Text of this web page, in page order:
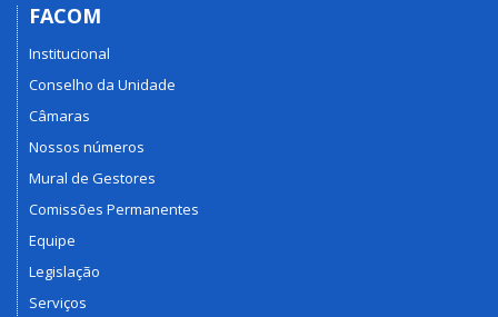
FACOM
Institucional
Conselho da Unidade
Câmaras
Nossos números
Mural de Gestores
Comissões Permanentes
Equipe
Legislação
Serviços